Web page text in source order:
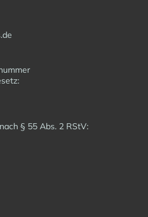
§ 55 Abs. 2 RStV: